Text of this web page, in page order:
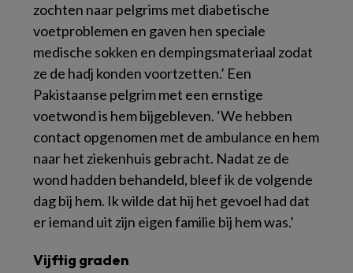
zochten naar pelgrims met diabetische
voetproblemen en gaven hen speciale
medische sokken en dempingsmateriaal zodat
ze de hadj konden voortzetten.’ Een
Pakistaanse pelgrim met een ernstige
voetwond is hem bijgebleven. ‘We hebben
contact opgenomen met de ambulance en hem
naar het ziekenhuis gebracht. Nadat ze de
wond hadden behandeld, bleef ik de volgende
dag bij hem. Ik wilde dat hij het gevoel had dat
er iemand uit zijn eigen familie bij hem was.’
Vijftig graden